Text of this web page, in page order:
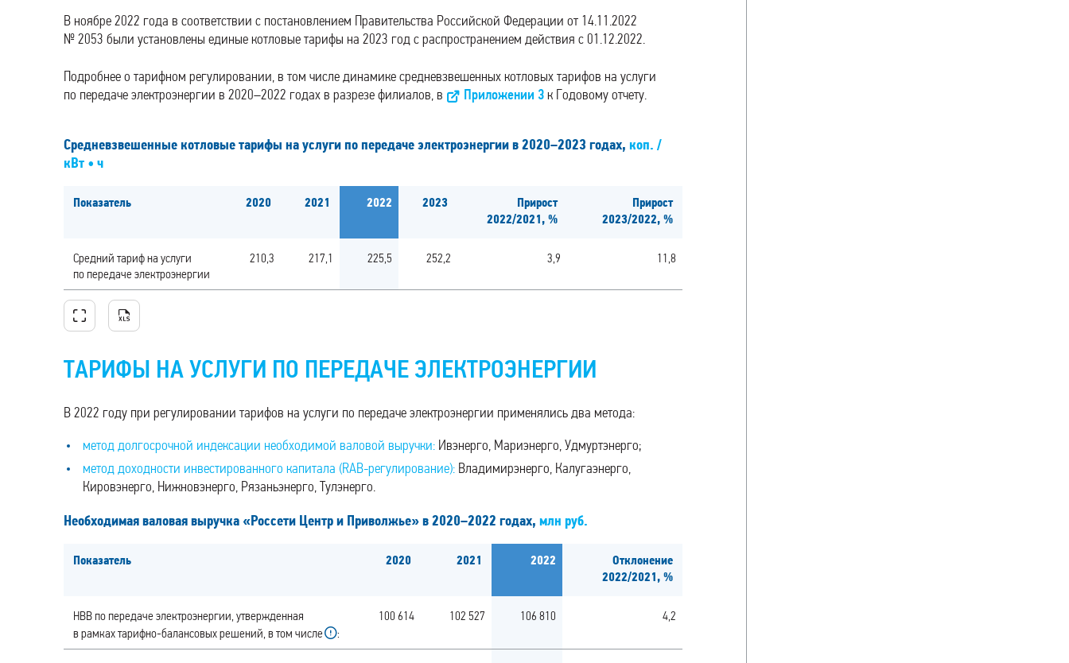
В ноябре 2022 года в соответствии с постановлением Правительства Российской Федерации от 14.11.2022
№ 2053 были установлены единые котловые тарифы на 2023 год с распространением действия с 01.12.2022.
Подробнее о тарифном регулировании, в том числе динамике средневзвешенных котловых тарифов на услуги
по передаче электроэнергии в 2020–2022 годах в разрезе филиалов, в
Приложении 3 к Годовому отчету.
Средневзвешенные котловые тарифы на услуги по передаче электроэнергии в 2020–2023 годах, коп. /
кВт • ч
Показатель 2020 2021 2022 2023
Прирост
2022/2021, %
Прирост
2023/2022, %
Средний тариф на услуги
по передаче электроэнергии
210,3 217,1 225,5 252,2 3,9 11,8
ТАРИФЫ НА УСЛУГИ ПО ПЕРЕДАЧЕ ЭЛЕКТРОЭНЕРГИИ
В 2022 году при регулировании тарифов на услуги по передаче электроэнергии применялись два метода:
метод долгосрочной индексации необходимой валовой выручки: Ивэнерго, Мариэнерго, Удмуртэнерго;
метод доходности инвестированного капитала (RAB-регулирование): Владимирэнерго, Калугаэнерго,
Кировэнерго, Нижновэнерго, Рязаньэнерго, Тулэнерго.
Необходимая валовая выручка «Россети Центр и Приволжье» в 2020–2022 годах, млн руб.
Показатель 2020 2021 2022
Отклонение
2022/2021, %
НВВ по передаче электроэнергии, утвержденная
в рамках тарифно-балансовых решений, в том числе
:
100 614 102 527 106 810 4,2